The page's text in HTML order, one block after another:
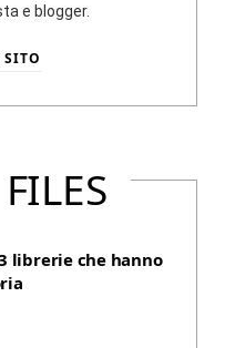
e blogger.
librerie che hanno